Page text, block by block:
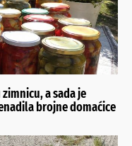
a sada je
brojne domaćice